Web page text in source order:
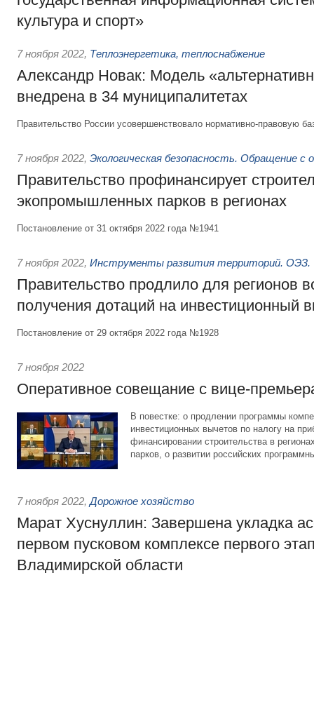
культура и спорт»
7 ноября 2022, Теплоэнергетика, теплоснабжение
Александр Новак: Модель
внедрена в 34 муниципалитетах
Правительство России усовершенствовало нормативно-правовую
7 ноября 2022, Экологическая безопасность. Обращение с
Правительство профинансирует
экопромышленных парков в регионах
Постановление от 31 октября 2022 года №1941
7 ноября 2022, Инструменты развития территорий. ОЭЗ.
Правительство продлило для регионов
получения дотаций на инвестиционный
Постановление от 29 октября 2022 года №1928
7 ноября 2022
Оперативное совещание с вице-
В повестке: о продлении программы
инвестиционных вычетов по налогу на
финансировании строительства в
парков, о развитии российских
7 ноября 2022, Дорожное хозяйство
Марат Хуснуллин: Завершена укладка
первом пусковом комплексе первого
Владимирской области